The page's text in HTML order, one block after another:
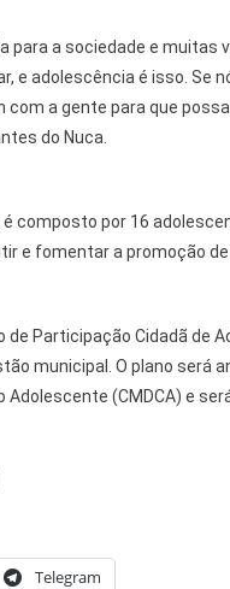
para a sociedade e
e adolescência é isso. Se
a gente para que
do Nuca.
é composto por 16
e fomentar a promoção
de Participação Cidadã de
municipal. O plano será
Adolescente (CMDCA) e
Telegram